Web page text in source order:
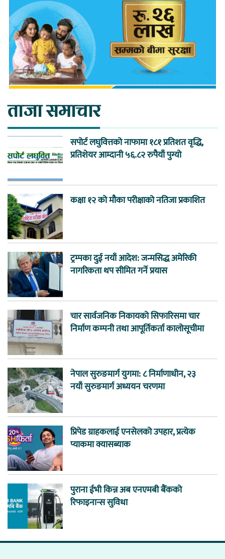
ताजा समाचार
सपोर्ट लघुवित्तको नाफामा १८१ प्रतिशत वृद्धि,
प्रतिशेयर आम्दानी ५६.८२ रुपैयाँ पुग्यो
कक्षा १२ को मौका परीक्षाको नतिजा प्रकाशित
ट्रम्पका दुई नयाँ आदेश: जन्मसिद्ध अमेरिकी
नागरिकता थप सीमित गर्ने प्रयास
चार सार्वजनिक निकायको सिफारिसमा चार
निर्माण कम्पनी तथा आपूर्तिकर्ता कालोसूचीमा
नेपाल सुरुङमार्ग युगमा: ८ निर्माणाधीन, २३
नयाँ सुरुङमार्ग अध्ययन चरणमा
प्रिपेड ग्राहकलाई एनसेलको उपहार, प्रत्येक
प्याकमा क्यासब्याक
पुराना ईभी किन्न अब एनएमबी बैंकको
रिफाइनान्स सुविधा